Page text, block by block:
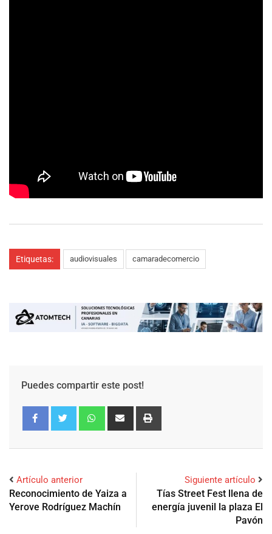
Etiquetas: audiovisuales camaradecomercio
Puedes compartir este post!
Artículo anterior
Reconocimiento de Yaiza a
Yerove Rodríguez Machín
Siguiente artículo
Tías Street Fest llena de
energía juvenil la plaza El
Pavón